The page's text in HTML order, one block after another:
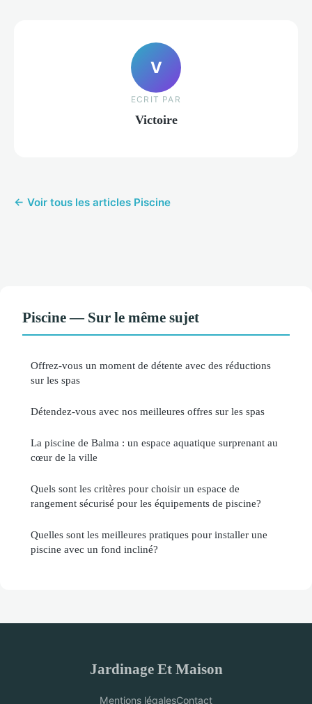
V
ECRIT PAR
Victoire
← Voir tous les articles Piscine
Piscine — Sur le même sujet
Offrez-vous un moment de détente avec des réductions
sur les spas
Détendez-vous avec nos meilleures offres sur les spas
La piscine de Balma : un espace aquatique surprenant au
cœur de la ville
Quels sont les critères pour choisir un espace de
rangement sécurisé pour les équipements de piscine?
Quelles sont les meilleures pratiques pour installer une
piscine avec un fond incliné?
Jardinage Et Maison
Mentions légalesContact